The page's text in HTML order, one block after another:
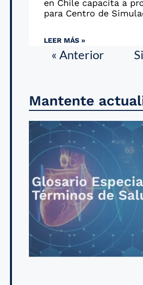
en Chile capacita a
para Centro de
LEER MÁS »
« Anterior
Mantente